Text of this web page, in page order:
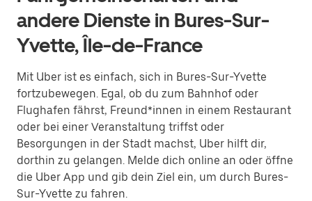
andere Dienste in Bures-Sur-
Yvette, Île-de-France
Mit Uber ist es einfach, sich in Bures-Sur-Yvette
fortzubewegen. Egal, ob du zum Bahnhof oder
Flughafen fährst, Freund*innen in einem Restaurant
oder bei einer Veranstaltung triffst oder
Besorgungen in der Stadt machst, Uber hilft dir,
dorthin zu gelangen. Melde dich online an oder öffne
die Uber App und gib dein Ziel ein, um durch Bures-
Sur-Yvette zu fahren.